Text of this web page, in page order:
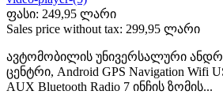
ფასი: 249,95 ლარი
Sales price without tax: 299,95 ლარი
ავტომობილის უნივერსალური
ცენტრი, Android GPS Navigation Wifi
AUX Bluetooth Radio 7 ინჩის ზომის...